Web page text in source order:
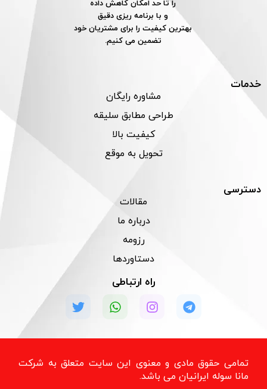
را تا حد امکان کاهش داده
و با برنامه ریزی دقیق
بهترین کیفیت را برای مشتریان خود
تضمین می کنیم.
خدمات
مشاوره رایگان
طراحی مطابق سلیقه
کیفیت بالا
تحویل به موقع
دسترسی
مقالات
درباره ما
رزومه
دستاوردها
راه ارتباطی
تمامی حقوق مادی و معنوی این سایت متعلق به شرکت
مانا سوله ایرانیان می باشد.